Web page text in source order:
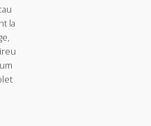
la